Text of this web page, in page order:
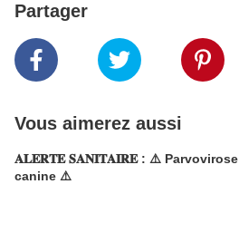
Partager
Vous aimerez aussi
𝐀𝐋𝐄𝐑𝐓𝐄 𝐒𝐀𝐍𝐈𝐓𝐀𝐈𝐑𝐄 : ⚠️ Parvovirose
canine ⚠️